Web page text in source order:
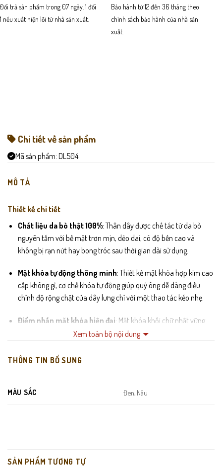
Đổi trả sản phẩm trong 07 ngày. 1 đổi
1 nếu xuất hiện lỗi từ nhà sản xuất.
Bảo hành từ 12 đến 36 tháng theo
chính sách bảo hành của nhà sản
xuất.
Chi tiết về sản phẩm
Mã sản phẩm: DL504
MÔ TẢ
Thiết kế chi tiết
Chất liệu da bò thật 100%: Thân dây được chế tác từ da bò
nguyên tấm với bề mặt trơn mịn, dẻo dai, có độ bền cao và
không bị rạn nứt hay bong tróc sau thời gian dài sử dụng.
Mặt khóa tự động thông minh: Thiết kế mặt khóa hợp kim cao
cấp không gỉ, cơ chế khóa tự động giúp quý ông dễ dàng điều
chỉnh độ rộng chật của dây lưng chỉ với một thao tác kéo nhẹ.
Điểm nhấn mặt khóa hiện đại: Mặt khóa khối chữ nhật vững
chãi với tông màu đen huyền bí, kết hợp cùng các đường vát
tăng độ thẩm mỹ.
Màu sắc đen thời thượng
Xem toàn bộ nội dung
THÔNG TIN BỔ SUNG
MÀU SẮC Đen, Nâu
SẢN PHẨM TƯƠNG TỰ